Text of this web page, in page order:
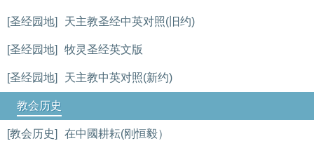
[圣经园地] 天主教圣经中英对照(旧约)
[圣经园地] 牧灵圣经英文版
[圣经园地] 天主教中英对照(新约)
教会历史
[教会历史] 在中國耕耘(刚恒毅）